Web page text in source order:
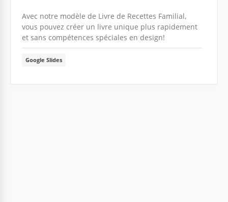
Avec notre modèle de Livre de Recettes Familial,
vous pouvez créer un livre unique plus rapidement
et sans compétences spéciales en design!
Google Slides